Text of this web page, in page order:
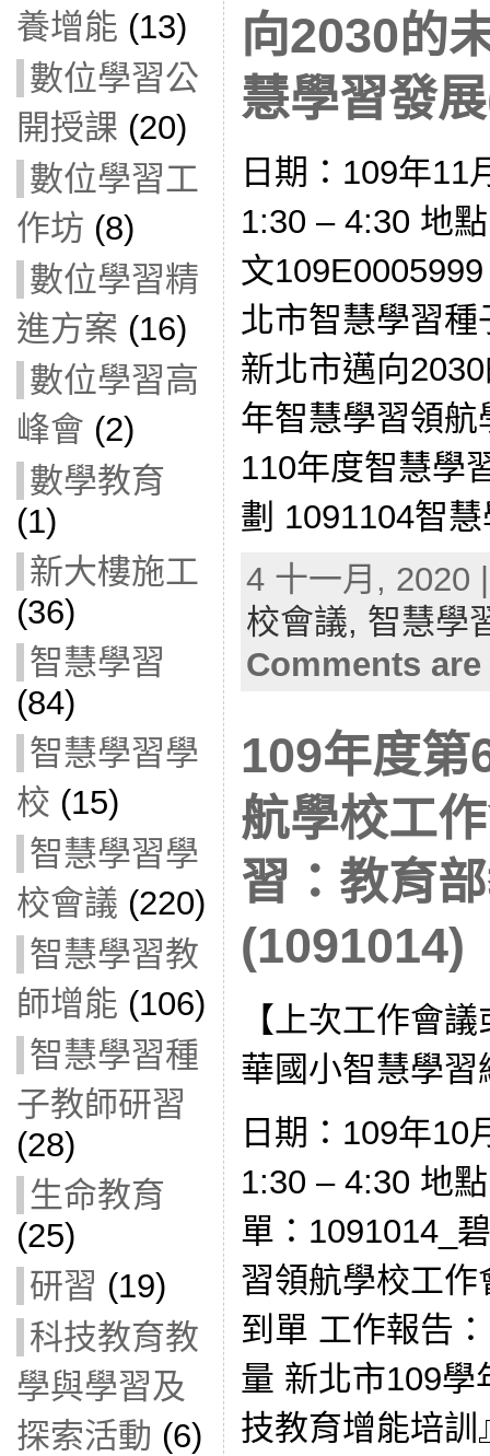
養增能 (13)
數位學習公
開授課 (20)
數位學習工
作坊 (8)
數位學習精
進方案 (16)
數位學習高
峰會 (2)
數學教育
(1)
新大樓施工
(36)
智慧學習
(84)
智慧學習學
校 (15)
智慧學習學
校會議 (220)
智慧學習教
師增能 (106)
智慧學習種
子教師研習
(28)
生命教育
(25)
研習 (19)
科技教育教
學與學習及
探索活動 (6)
向2030的
慧學習發
日期：109年11
1:30 – 4:30 地
文
北市智慧學習
新北市邁向
年智慧學習領
110年度智慧學
劃 1091104智
4 十一月, 2020
校會議, 智慧學
Comments
109年度第
航學校工
習：教育
(1091014)
【上次工作會
華國小智慧學習
日期：109年10
1:30 – 4:30 地
單：1091014_
習領航學校工
到單 工作報告
量 新北市109學
技教育增能培